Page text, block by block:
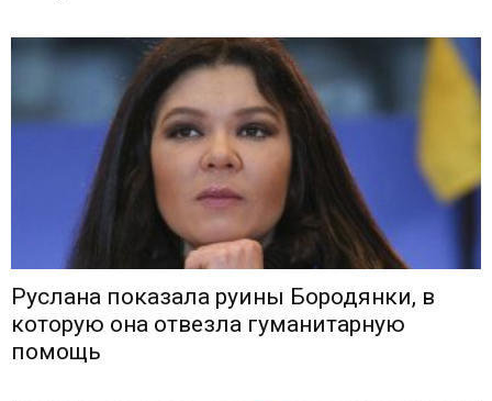
Руслана показала руины Бородянки, в
которую она отвезла гуманитарную
помощь